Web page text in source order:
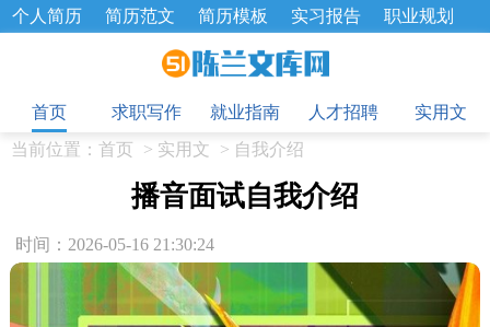
个人简历 简历范文 简历模板 实习报告
职业规划
招聘选拔 绩效考核 企业文化
工作总结
辞职报告
首页
求职写作 就业指南 人才招聘
实用文
当前位置： 首页 > 实用文 > 自我介绍
播音面试自我介绍
时间：2026-05-16 21:30:24